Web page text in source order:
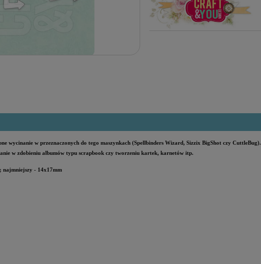
wycinanie w przeznaczonych do tego maszynkach (Spellbinders Wizard, Sizzix BigShot czy CuttleBug).
w zdobieniu albumów typu scrapbook czy tworzeniu kartek, karnetów itp.
najmniejszy - 14x17mm